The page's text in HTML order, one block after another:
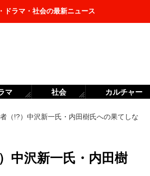
ドラマ・社会の最新ニュース
（!?）中沢新一氏・内田樹氏への果てしな
中沢新一氏・内田樹
マ 社会 カルチャー